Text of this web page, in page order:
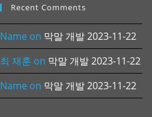
Recent Comments
Name on 막말 개발 2023-11-22
최 재훈 on 막말 개발 2023-11-22
Name on 막말 개발 2023-11-22